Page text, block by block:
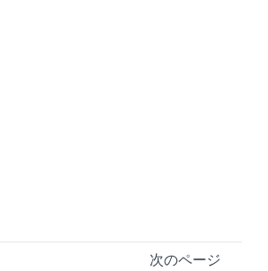
次のページ